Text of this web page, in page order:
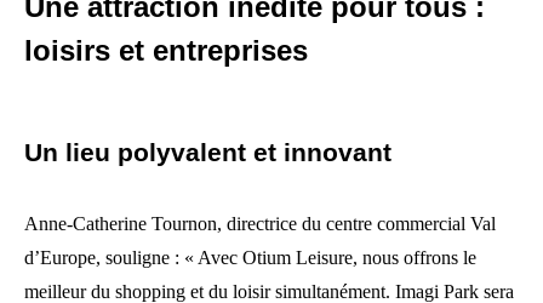
Une attraction inédite pour tous :
loisirs et entreprises
Un lieu polyvalent et innovant
Anne-Catherine Tournon, directrice du centre commercial Val
d’Europe, souligne : « Avec Otium Leisure, nous offrons le
meilleur du shopping et du loisir simultanément. Imagi Park sera